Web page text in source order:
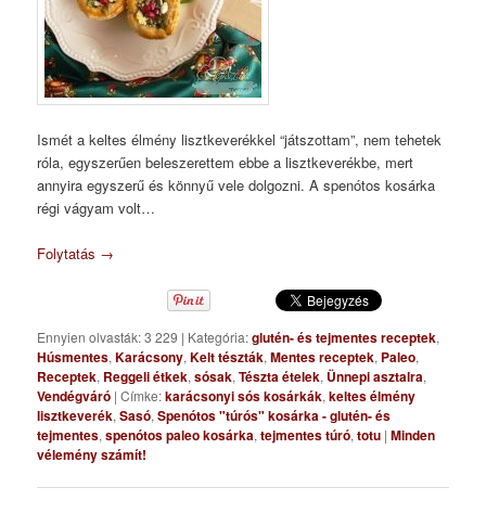
Ismét a keltes élmény lisztkeverékkel “játszottam”, nem tehetek
róla, egyszerűen beleszerettem ebbe a lisztkeverékbe, mert
annyira egyszerű és könnyű vele dolgozni. A spenótos kosárka
régi vágyam volt…
Folytatás →
Ennyien olvasták: 3 229 | Kategória:glutén- és tejmentes receptek,
Húsmentes,Karácsony,Kelt tészták,Mentes receptek, Paleo,
Receptek, Reggeli étkek,sósak,Tészta ételek, Ünnepi asztalra,
Vendégváró |Címke:karácsonyi sós kosárkák,keltes élmény
lisztkeverék,Sasó,Spenótos "túrós" kosárka - glutén- és
tejmentes,spenótos paleo kosárka,tejmentes túró,totu |Minden
vélemény számít!